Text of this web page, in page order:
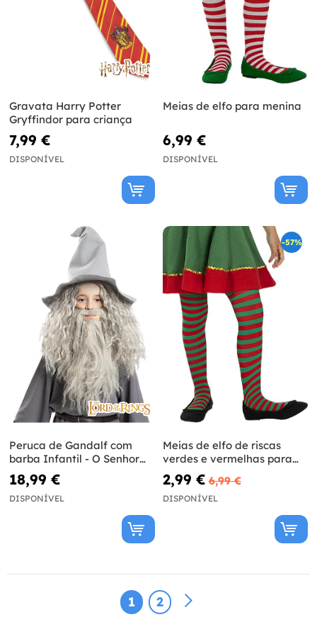
Gravata Harry Potter
Gryffindor para criança
7,99 €
DISPONÍVEL
Meias de elfo para menina
6,99 €
DISPONÍVEL
Peruca de Gandalf com
barba Infantil - O Senhor
dos Anéis
18,99 €
DISPONÍVEL
-57%
Meias de elfo de riscas
verdes e vermelhas para
menina
2,99 € 6,99 €
DISPONÍVEL
1 2